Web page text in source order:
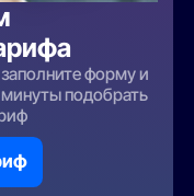
форму и
подобрать